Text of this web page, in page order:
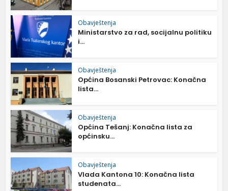
Obavještenja
Ministarstvo za rad, socijalnu politiku
i...
Obavještenja
Općina Bosanski Petrovac: Konačna
lista...
Obavještenja
Općina Tešanj: Konačna lista za
općinsku...
Obavještenja
Vlada Kantona 10: Konačna lista
studenata...